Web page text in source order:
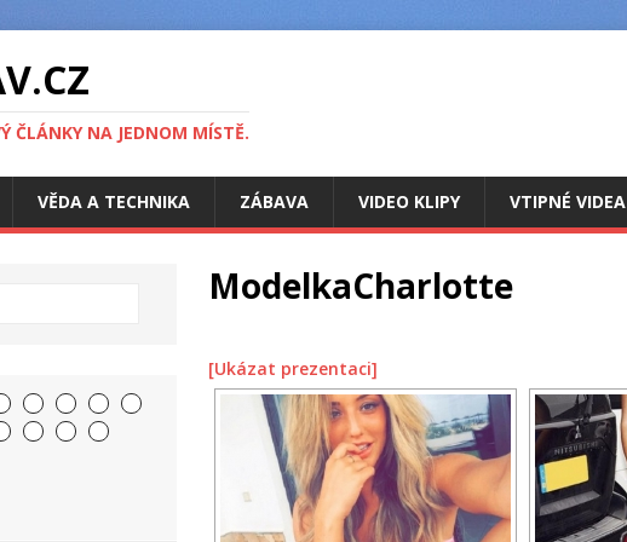
ČLÁNKY NA JEDNOM MÍSTĚ.
VĚDA A TECHNIKA ZÁBAVA VIDEO KLIPY VTIPNÉ VIDEA
ModelkaCharlotte
[Ukázat prezentaci]